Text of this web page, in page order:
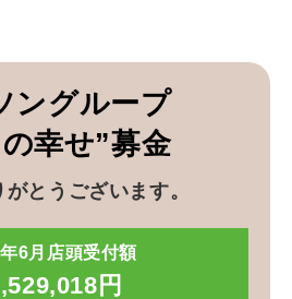
ングループ
幸せ”募金
とうございます。
6月店頭受付額
円